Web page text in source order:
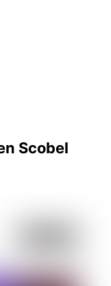
Scobel